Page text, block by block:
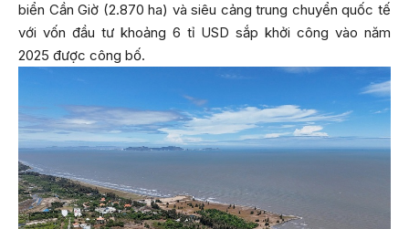
biển Cần Giờ (2.870 ha) và siêu cảng trung chuyển quốc tế
với vốn đầu tư khoảng 6 tỉ USD sắp khởi công vào năm
2025 được công bố.